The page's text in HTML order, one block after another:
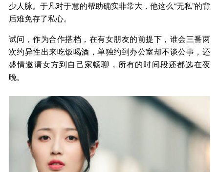
少人脉。于凡对于慧的帮助确实非常大，他这么“无私”的背
后难免存了私心。
试问，作为合作搭档，在有女朋友的前提下，谁会三番两
次约异性出来吃饭喝酒，单独约到办公室却不谈公事，还
盛情邀请女方到自己家畅聊，所有的时间段还都选在夜
晚。